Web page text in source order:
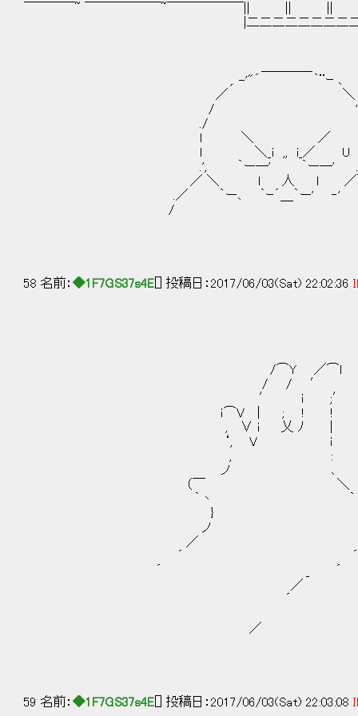
|二二二二二二二二二二二二二
,. -'"´ ｀¨ｰ ､
／ ＼
/ ', （ どうして…
./
l ＼ ／ .l （ いや… も
l ＼_i ,, i_／ U
.', ｀ー―' ｀ー―'
／ ＼ l 人 l ／＼ （ 今、やる
.／ ｀ー､ ｀ｰ´＿｀ー' ‐'
/
58 名前： ◆1F7GS37s4E [] 投稿日：2017/06/03(Sat) 22:02:36
/⌒Y ／⌒l
/ / ′
′ i ;′ やる夫は
ｉ⌒V | ; ! !
, ∨ i 乂 ﾉ | どうやって、“解
‘, V i
, :
ノ ､
（￣ ＼
｀丶 ｀ ｰ一 ¨￣
}
ノ
／ .．
／
／
59 名前： ◆1F7GS37s4E [] 投稿日：2017/06/03(Sat) 22:03:08